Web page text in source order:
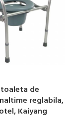
de
reglabila,
Kaiyang